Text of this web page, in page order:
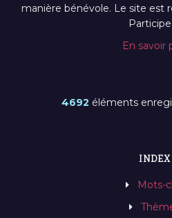
manière bénévole. Le site est
En savoir
4692 éléments
INDEX
Mots-